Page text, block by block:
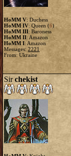
HoMM V: Duchess
HoMM IV: Queen (6)
HoMM III: Baroness
HoMM II: Amazon
HoMM I: Amazon
Messages: 2221
From: Ukraine
Sirchekist